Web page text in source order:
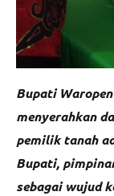
Bupati
menyerahkan
pemilik tanah
Bupati,
sebagai wujud